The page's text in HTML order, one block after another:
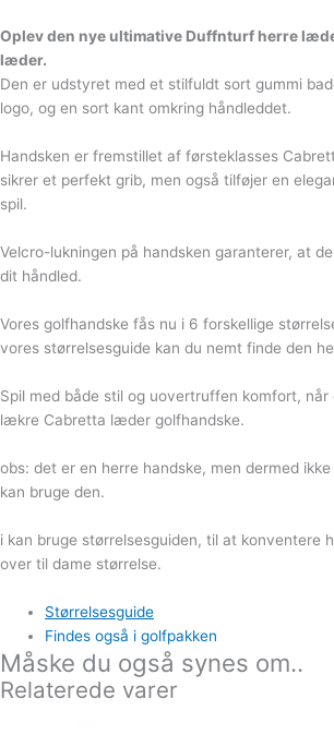
Oplev den nye ultimative Duffnturf herre
læder.
Den er udstyret med et stilfuldt sort gummi
logo, og en sort kant omkring håndleddet.
Handsken er fremstillet af førsteklasses
sikrer et perfekt grib, men også tilføjer en
spil.
Velcro-lukningen på handsken garanterer, at
dit håndled.
Vores golfhandske fås nu i 6 forskellige
vores størrelsesguide kan du nemt finde den
Spil med både stil og uovertruffen komfort,
lækre Cabretta læder golfhandske.
obs: det er en herre handske, men dermed
kan bruge den.
i kan bruge størrelsesguiden, til at konventere
over til dame størrelse.
Størrelsesguide
Findes også i golfpakken
Måske du også synes om..
Relaterede varer